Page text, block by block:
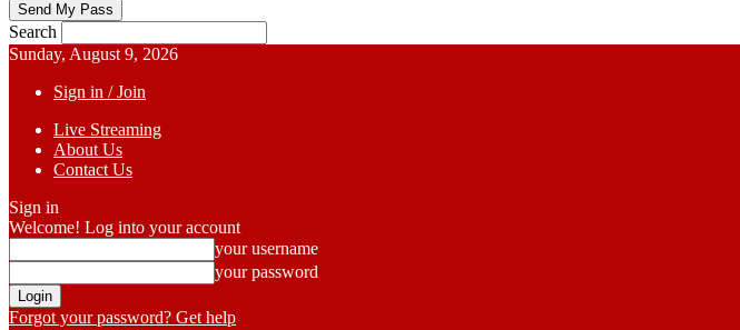
Search
Sunday, August 9, 2026
Sign in / Join
Live Streaming
About Us
Contact Us
Sign in
Welcome! Log into your account
your username
your password
Forgot your password? Get help